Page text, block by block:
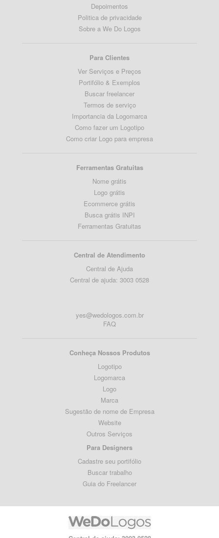
Depoimentos
Politica de privacidade
Sobre a We Do Logos
Para Clientes
Ver Serviços e Preços
Portifólio & Exemplos
Buscar freelancer
Termos de serviço
Importancia da Logomarca
Como fazer um Logotipo
Como criar Logo para empresa
Ferramentas Gratuitas
Nome grátis
Logo grátis
Ecommerce grátis
Busca grátis INPI
Ferramentas Gratuitas
Central de Atendimento
Central de Ajuda
Central de ajuda: 3003 0528
yes@wedologos.com.br
FAQ
Conheça Nossos Produtos
Logotipo
Logomarca
Logo
Marca
Sugestão de nome de Empresa
Website
Outros Serviços
Para Designers
Cadastre seu portifólio
Buscar trabalho
Guia do Freelancer